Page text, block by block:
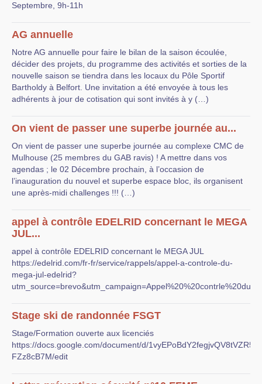
Septembre, 9h-11h
AG annuelle
Notre AG annuelle pour faire le bilan de la saison écoulée,
décider des projets, du programme des activités et sorties de la
nouvelle saison se tiendra dans les locaux du Pôle Sportif
Bartholdy à Belfort. Une invitation a été envoyée à tous les
adhérents à jour de cotisation qui sont invités à y (…)
On vient de passer une superbe journée au...
On vient de passer une superbe journée au complexe CMC de
Mulhouse (25 membres du GAB ravis) ! A mettre dans vos
agendas ; le 02 Décembre prochain, à l’occasion de
l’inauguration du nouvel et superbe espace bloc, ils organisent
une après-midi challenges !!! (…)
appel à contrôle EDELRID concernant le MEGA
JUL...
appel à contrôle EDELRID concernant le MEGA JUL
https://edelrid.com/fr-fr/service/rappels/appel-a-controle-du-
mega-jul-edelrid?
Stage ski de randonnée FSGT
Stage/Formation ouverte aux licenciés
https://docs.google.com/document/d/
FZz8cB7M/edit